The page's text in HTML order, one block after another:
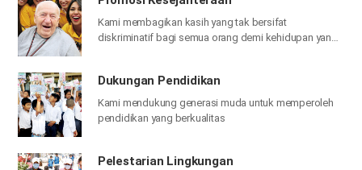
Kami membagikan kasih yang tak bersifat
diskriminatif bagi semua orang demi kehidupan yang
Dukungan Pendidikan
Kami mendukung generasi muda untuk memperoleh
pendidikan yang berkualitas
Pelestarian Lingkungan